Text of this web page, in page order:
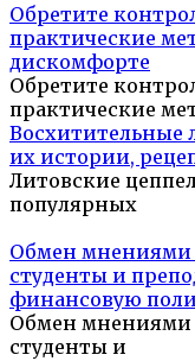
Обретите
практические
дискомфорте
Обретите
практические
Восхитительные
их истории,
Литовские
популярных
Обмен мнениями
студенты и
финансовую
Обмен мнениями
студенты и